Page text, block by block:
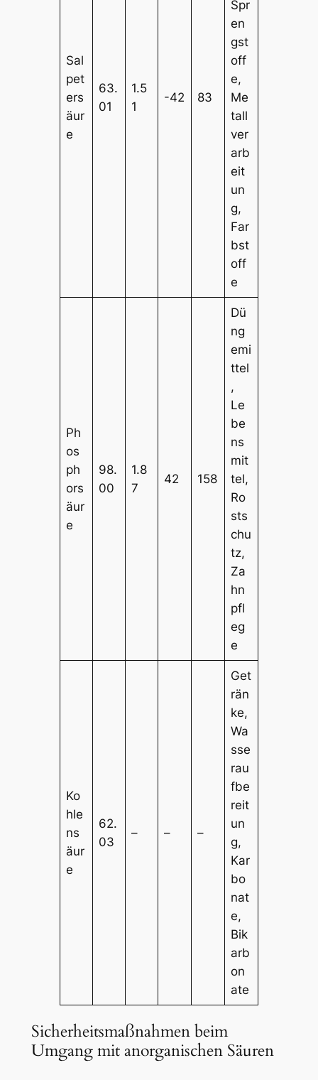
Sal
pet
ers
äur
e
63.
01
1.5
1
-42 83
Spr
en
gst
off
e,
Me
tall
ver
arb
eit
un
g,
Far
bst
off
e
Ph
os
ph
ors
äur
e
98.
00
1.8
7
42 158
Dü
ng
emi
ttel
,
Le
be
ns
mit
tel,
Ro
sts
chu
tz,
Za
hn
pfl
eg
e
Ko
hle
ns
äur
e
62.
03
– – –
Get
rän
ke,
Wa
sse
rau
fbe
reit
un
g,
Kar
bo
nat
e,
Bik
arb
on
ate
Sicherheitsmaßnahmen beim
Umgang mit anorganischen Säuren